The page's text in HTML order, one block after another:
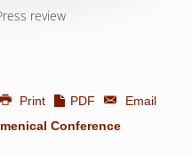
review
Print PDF
Email
Conference